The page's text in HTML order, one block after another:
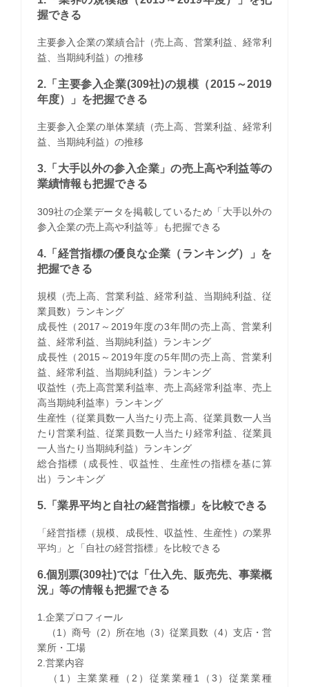
握できる
主要参入企業の業績合計（売上高、営業利益、経常利
益、当期純利益）の推移
2.「主要参入企業(309社)の規模（2015～2019
年度）」を把握できる
主要参入企業の単体業績（売上高、営業利益、経常利
益、当期純利益）の推移
3.「大手以外の参入企業」の売上高や利益等の
業績情報も把握できる
309社の企業データを掲載しているため「大手以外の
参入企業の売上高や利益等」も把握できる
4.「経営指標の優良な企業（ランキング）」を
把握できる
規模（売上高、営業利益、経常利益、当期純利益、従
業員数）ランキング
成長性（2017～2019年度の3年間の売上高、営業利
益、経常利益、当期純利益）ランキング
成長性（2015～2019年度の5年間の売上高、営業利
益、経常利益、当期純利益）ランキング
収益性（売上高営業利益率、売上高経常利益率、売上
高当期純利益率）ランキング
生産性（従業員数一人当たり売上高、従業員数一人当
たり営業利益、従業員数一人当たり経常利益、従業員
一人当たり当期純利益）ランキング
総合指標（成長性、収益性、生産性の指標を基に算
出）ランキング
5.「業界平均と自社の経営指標」を比較できる
「経営指標（規模、成長性、収益性、生産性）の業界
平均」と「自社の経営指標」を比較できる
6.個別票(309社)では「仕入先、販売先、事業概
況」等の情報も把握できる
1.企業プロフィール
（1）商号（2）所在地（3）従業員数（4）支店・営
業所・工場
2.営業内容
（1）主業業種（2）従業業種1（3）従業業種